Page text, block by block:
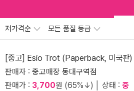
저가격순 모든 품질 등급
[중고] Esio Trot (Paperback, 미국판)
판매자 : 중고매장 동대구역점
판매가 : 3,700원 (65%↓) │ 상태 : 중